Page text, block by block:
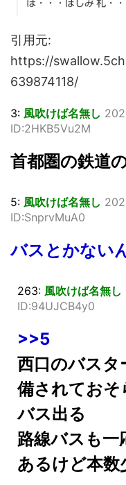
引用元:
https://
639874118/
3: 風吹けば名無し
ID:2HKB5Vu2M
首都圏の鉄道
5: 風吹けば名無し
ID:SnprvMuA0
バスとかない
263: 風吹けば名無し
ID:94UJCB4y0
>>5
西口のバスタ
備されてお
バス出る
路線バスも一
あるけど本数